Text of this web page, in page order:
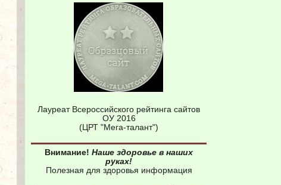
Лауреат Всероссийского рейтинга сайтов
ОУ 2016
(ЦРТ "Мега-талант")
Внимание! Наше здоровье в наших
руках!
Полезная для здоровья информация